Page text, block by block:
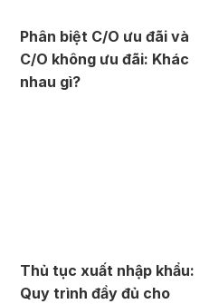
Phân biệt C/O ưu đãi và
C/O không ưu đãi: Khác
nhau gì?
Thủ tục xuất nhập khẩu:
Quy trình đầy đủ cho